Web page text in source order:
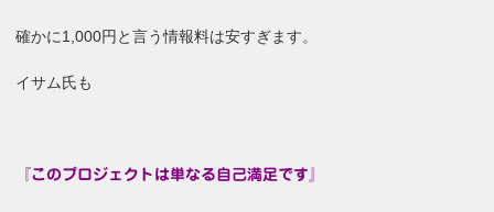
確かに1,000円と言う情報料は安すぎます。
イサム氏も
『このプロジェクトは単なる自己満足です』